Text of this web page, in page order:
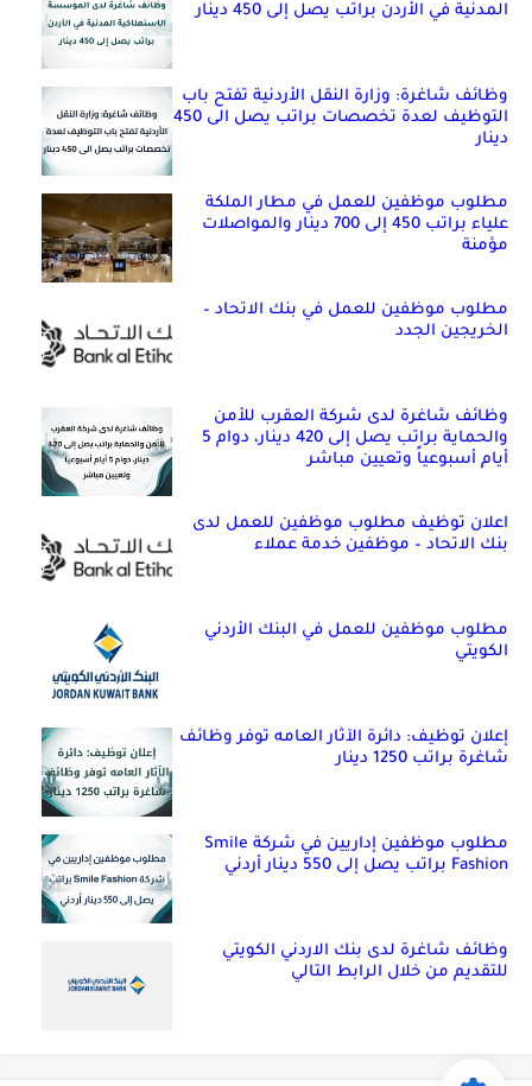
المدنية في الأردن براتب يصل إلى 450 دينار
وظائف شاغرة: وزارة النقل الأردنية تفتح باب
التوظيف لعدة تخصصات براتب يصل الى 450
دينار
مطلوب موظفين للعمل في مطار الملكة
علياء براتب 450 إلى 700 دينار والمواصلات
مؤمنة
مطلوب موظفين للعمل في بنك الاتحاد –
الخريجين الجدد
وظائف شاغرة لدى شركة العقرب للأمن
والحماية براتب يصل إلى 420 دينار، دوام 5
أيام أسبوعياً وتعيين مباشر
اعلان توظيف مطلوب موظفين للعمل لدى
بنك الاتحاد – موظفين خدمة عملاء
مطلوب موظفين للعمل في البنك الأردني
الكويتي
إعلان توظيف: دائرة الآثار العامه توفر وظائف
شاغرة براتب 1250 دينار
مطلوب موظفين إداريين في شركة Smile
Fashion براتب يصل إلى 550 دينار أردني
وظائف شاغرة لدى بنك الاردني الكويتي
للتقديم من خلال الرابط التالي